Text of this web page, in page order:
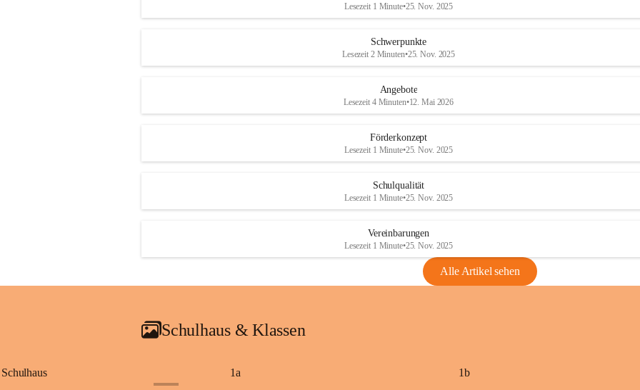
Lesezeit 1 Minute•25. Nov. 2025
Schwerpunkte
Lesezeit 2 Minuten•25. Nov. 2025
Angebote
Lesezeit 4 Minuten•12. Mai 2026
Förderkonzept
Lesezeit 1 Minute•25. Nov. 2025
Schulqualität
Lesezeit 1 Minute•25. Nov. 2025
Vereinbarungen
Lesezeit 1 Minute•25. Nov. 2025
Alle Artikel sehen
Schulhaus & Klassen
Schulhaus 1a 1b